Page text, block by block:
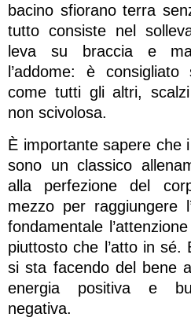
bacino sfiorano terra
tutto consiste nel
leva su braccia e
l’addome: è
come tutti gli altri,
non scivolosa.
È importante sapere che i
sono un classico
alla perfezione del
mezzo per raggiungere
fondamentale
piuttosto che l’atto in sé.
si sta facendo del bene
energia positiva e
negativa.